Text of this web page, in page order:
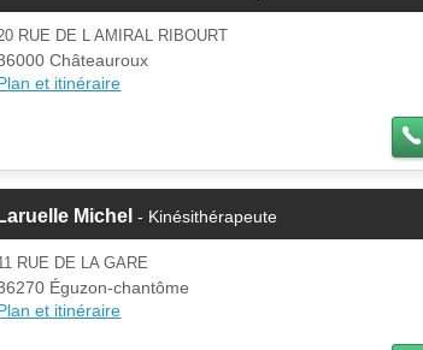
RUE DE L AMIRAL RIBOURT
Châteauroux
et itinéraire
Laruelle Michel - Kinésithérapeute
RUE DE LA GARE
Éguzon-chantôme
et itinéraire